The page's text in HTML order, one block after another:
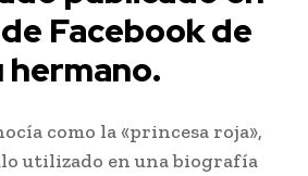
Facebook de
hermano.
como la «princesa roja»,
utilizado en una biografía